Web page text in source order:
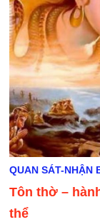
QUAN SÁT-NHẬN
Tôn thờ –
thể